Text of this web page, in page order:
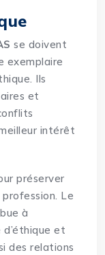
se doivent
exemplaire
Ils
et
intérêt
préserver
Le
à
et
des relations